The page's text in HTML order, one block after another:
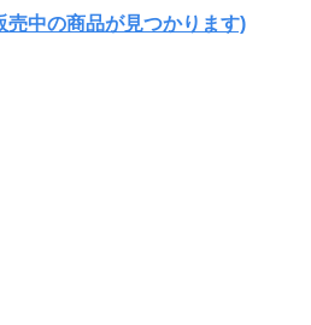
売中の商品が見つかります)